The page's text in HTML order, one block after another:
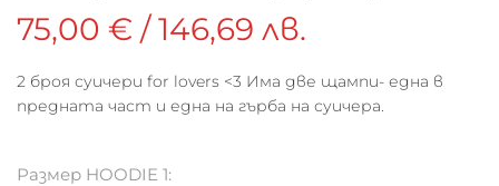
75,00 € / 146,69 лв.
2 броя суичери for lovers <3 Има две щампи- една в
предната част и една на гърба на суичера.
Размер HOODIE 1: